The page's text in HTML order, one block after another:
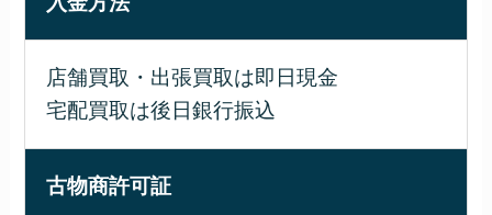
店舗買取・出張買取は即日現金
宅配買取は後日銀行振込
古物商許可証